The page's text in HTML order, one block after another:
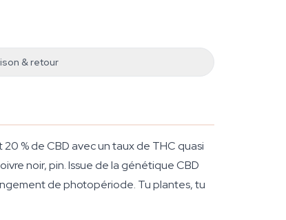
& retour
% de CBD avec un taux de THC quasi
noir, pin. Issue de la génétique CBD
de photopériode. Tu plantes, tu